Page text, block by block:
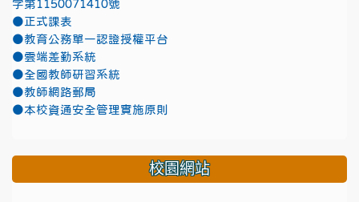
字第1150071410號
●正式課表
●教育公務單一認證授權平台
●雲端差勤系統
●全國教師研習系統
●教師網路郵局
●本校資通安全管理實施原則
校園網站